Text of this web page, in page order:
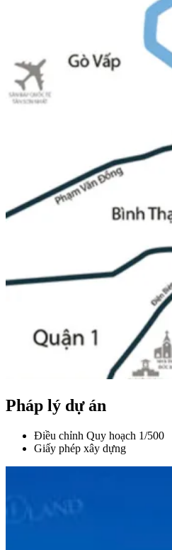
Pháp lý dự án
Điều chỉnh Quy hoạch 1/500
Giấy phép xây dựng